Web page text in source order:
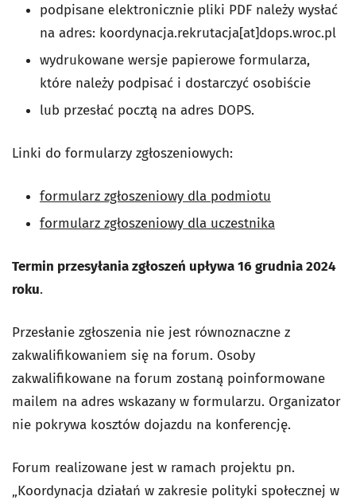
podpisane elektronicznie pliki PDF należy wysłać
na adres: koordynacja.rekrutacja[at]dops.wroc.pl
wydrukowane wersje papierowe formularza,
które należy podpisać i dostarczyć osobiście
lub przesłać pocztą na adres DOPS.
Linki do formularzy zgłoszeniowych:
formularz zgłoszeniowy dla podmiotu
formularz zgłoszeniowy dla uczestnika
Termin przesyłania zgłoszeń upływa 16 grudnia 2024
roku.
Przesłanie zgłoszenia nie jest równoznaczne z
zakwalifikowaniem się na forum. Osoby
zakwalifikowane na forum zostaną poinformowane
mailem na adres wskazany w formularzu. Organizator
nie pokrywa kosztów dojazdu na konferencję.
Forum realizowane jest w ramach projektu pn.
„Koordynacja działań w zakresie polityki społecznej w